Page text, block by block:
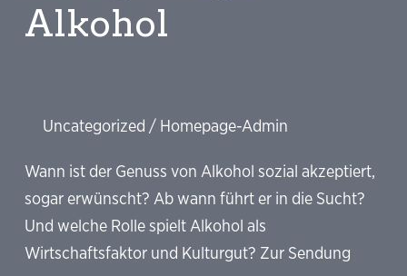
Alkohol
Uncategorized / Homepage-Admin
Wann ist der Genuss von Alkohol sozial akzeptiert,
sogar erwünscht? Ab wann führt er in die Sucht?
Und welche Rolle spielt Alkohol als
Wirtschaftsfaktor und Kulturgut? Zur Sendung